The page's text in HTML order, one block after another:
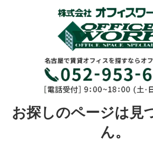
お探しのページは見
ん。